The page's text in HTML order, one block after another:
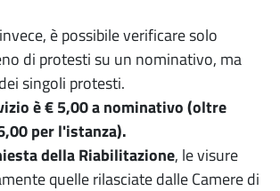
è possibile verificare solo
di protesti su un nominativo, ma
singoli protesti.
è € 5,00 a nominativo (oltre
per l'istanza).
della Riabilitazione, le visure
quelle rilasciate dalle Camere di